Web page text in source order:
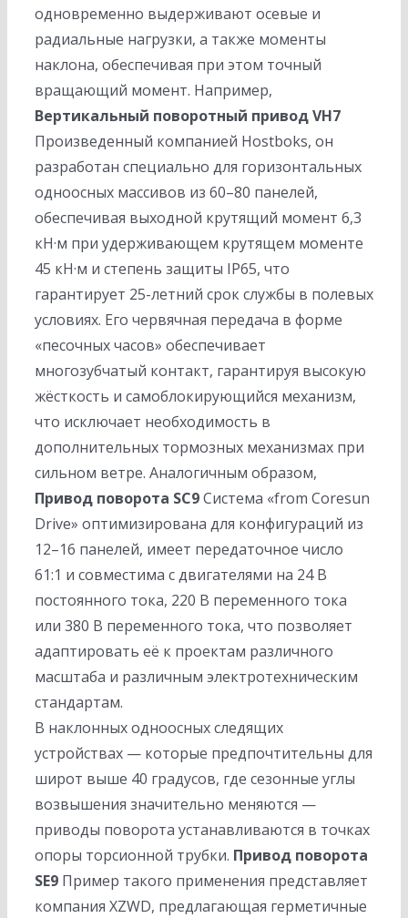
одновременно выдерживают осевые и
радиальные нагрузки, а также моменты
наклона, обеспечивая при этом точный
вращающий момент. Например,
Вертикальный поворотный привод VH7
Произведенный компанией Hostboks, он
разработан специально для горизонтальных
одноосных массивов из 60–80 панелей,
обеспечивая выходной крутящий момент 6,3
кН·м при удерживающем крутящем моменте
45 кН·м и степень защиты IP65, что
гарантирует 25-летний срок службы в полевых
условиях. Его червячная передача в форме
«песочных часов» обеспечивает
многозубчатый контакт, гарантируя высокую
жёсткость и самоблокирующийся механизм,
что исключает необходимость в
дополнительных тормозных механизмах при
сильном ветре. Аналогичным образом,
Привод поворота SC9Система «from Coresun
Drive» оптимизирована для конфигураций из
12–16 панелей, имеет передаточное число
61:1 и совместима с двигателями на 24 В
постоянного тока, 220 В переменного тока
или 380 В переменного тока, что позволяет
адаптировать её к проектам различного
масштаба и различным электротехническим
стандартам.
В наклонных одноосных следящих
устройствах — которые предпочтительны для
широт выше 40 градусов, где сезонные углы
возвышения значительно меняются —
приводы поворота устанавливаются в точках
опоры торсионной трубки. Привод поворота
SE9 Пример такого применения представляет
компания XZWD, предлагающая герметичные